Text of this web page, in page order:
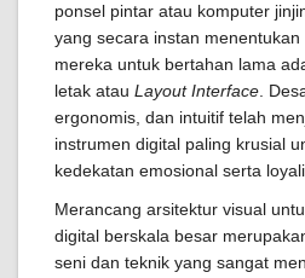
ponsel pintar atau komputer
yang secara instan
mereka untuk bertahan lama
letak atau Layout Interface .
ergonomis, dan intuitif telah
instrumen digital paling krusial
kedekatan emosional serta
Merancang arsitektur visual
digital berskala besar
seni dan teknik yang sangat